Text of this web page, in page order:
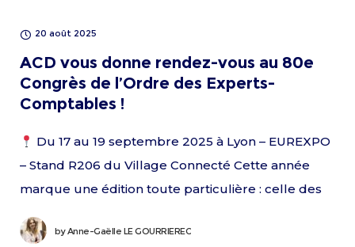
20 août 2025
ACD vous donne rendez-vous au 80e
Congrès de l’Ordre des Experts-
Comptables !
Du 17 au 19 septembre 2025 à Lyon – EUREXPO
– Stand R206 du Village Connecté Cette année
marque une édition toute particulière : celle des
byAnne-Gaëlle LE GOURRIEREC